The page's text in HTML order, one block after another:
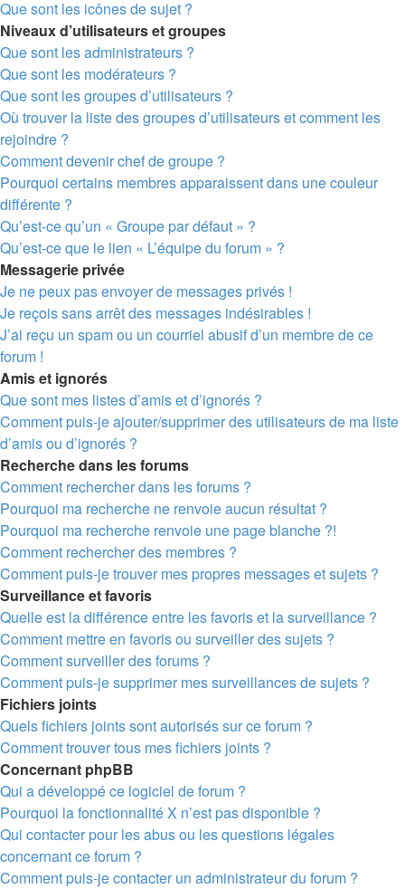
Que sont les icônes de sujet ?
Niveaux d’utilisateurs et groupes
Que sont les administrateurs ?
Que sont les modérateurs ?
Que sont les groupes d’utilisateurs ?
Où trouver la liste des groupes d’utilisateurs et comment les
rejoindre ?
Comment devenir chef de groupe ?
Pourquoi certains membres apparaissent dans une couleur
différente ?
Qu’est-ce qu’un « Groupe par défaut » ?
Qu’est-ce que le lien « L’équipe du forum » ?
Messagerie privée
Je ne peux pas envoyer de messages privés !
Je reçois sans arrêt des messages indésirables !
J’ai reçu un spam ou un courriel abusif d’un membre de ce
forum !
Amis et ignorés
Que sont mes listes d’amis et d’ignorés ?
Comment puis-je ajouter/supprimer des utilisateurs de ma liste
d’amis ou d’ignorés ?
Recherche dans les forums
Comment rechercher dans les forums ?
Pourquoi ma recherche ne renvoie aucun résultat ?
Pourquoi ma recherche renvoie une page blanche ?!
Comment rechercher des membres ?
Comment puis-je trouver mes propres messages et sujets ?
Surveillance et favoris
Quelle est la différence entre les favoris et la surveillance ?
Comment mettre en favoris ou surveiller des sujets ?
Comment surveiller des forums ?
Comment puis-je supprimer mes surveillances de sujets ?
Fichiers joints
Quels fichiers joints sont autorisés sur ce forum ?
Comment trouver tous mes fichiers joints ?
Concernant phpBB
Qui a développé ce logiciel de forum ?
Pourquoi la fonctionnalité X n’est pas disponible ?
Qui contacter pour les abus ou les questions légales
concernant ce forum ?
Comment puis-je contacter un administrateur du forum ?